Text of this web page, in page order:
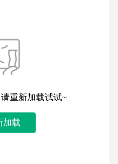
重新加载试试~
加载